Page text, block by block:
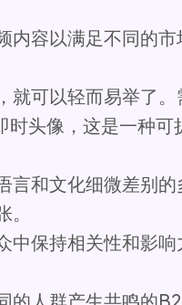
内容以满足不同的
就可以轻而易举了
时头像，这是一种可
言和文化细微差别
中保持相关性和影